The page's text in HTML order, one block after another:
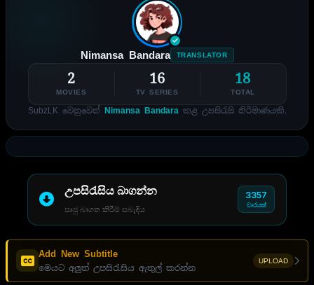
Nimansa Bandara TRANSLATOR
2
MOVIES
16
TV SERIES
18
TOTAL
SubzLK වෙනුවෙන් Nimansa Bandaraකළ උපසිරැසි නිර්මාණයකි.
උපසිරැසිය බාගන්න
සෘජු බාගත කිරීම් සබැඳිය
3357
වාරයක්
Add New Subtitle
මෙයට අලුත් උපසිරැසිය ඇතුල් කරන්න
UPLOAD